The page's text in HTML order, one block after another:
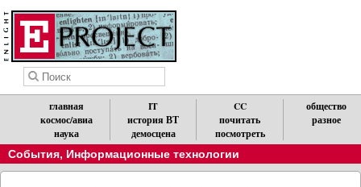
главная
космос/авиа
наука
IT
история ВТ
демосцена
CC
почитать
посмотреть
общество
разное
События, Информационные технологии